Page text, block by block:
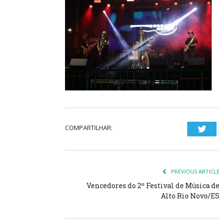
COMPARTILHAR:
PREVIOUS ARTICLE
Vencedores do 2º Festival de Música de
Alto Rio Novo/ES